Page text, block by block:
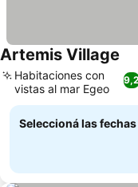
Artemis Village
Habitaciones con
vistas al mar Egeo
Seleccioná las